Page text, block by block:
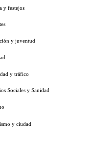
y festejos
y juventud
y tráfico
Sociales y Sanidad
y ciudad